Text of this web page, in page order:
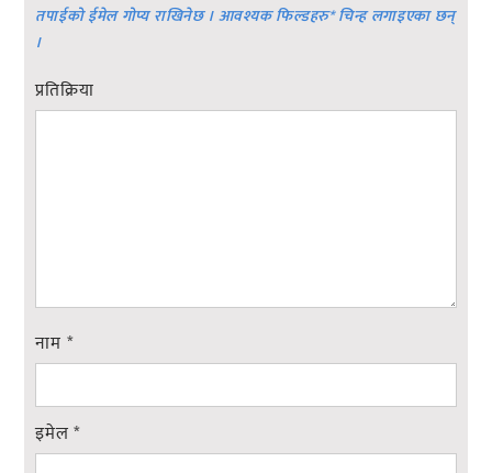
तपाईको ईमेल गोप्य राखिनेछ । आवश्यक फिल्डहरु*चिन्ह लगाइएका छन्
।
प्रतिक्रिया
नाम *
इमेल*